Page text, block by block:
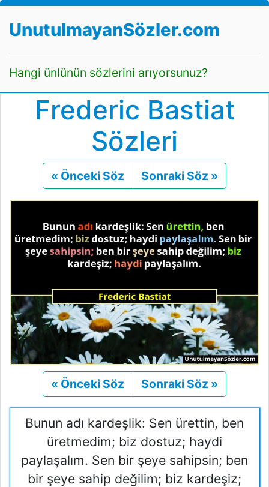
UnutulmayanSözler.com
Hangi ünlünün sözlerini arıyorsunuz?
Frederic Bastiat
Sözleri
« Önceki Söz Önceki
Sonraki Söz »
« Önceki Söz Önceki
Sonraki Söz »
Bunun adı kardeşlik: Sen ürettin, ben
üretmedim; biz dostuz; haydi
paylaşalım. Sen bir şeye sahipsin; ben
bir şeye sahip değilim; biz kardeşiz;